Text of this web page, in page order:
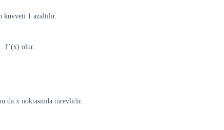
1 azaltılır.
. f’(x) olur.
da x noktasında türevlidir.